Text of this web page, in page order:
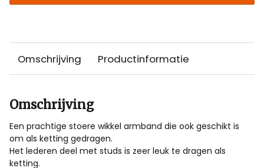
Omschrijving Productinformatie
Omschrijving
Een prachtige stoere wikkel armband die ook geschikt is
om als ketting gedragen.
Het lederen deel met studs is zeer leuk te dragen als
ketting.